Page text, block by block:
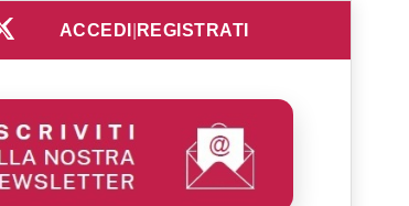
ACCEDI REGISTRATI